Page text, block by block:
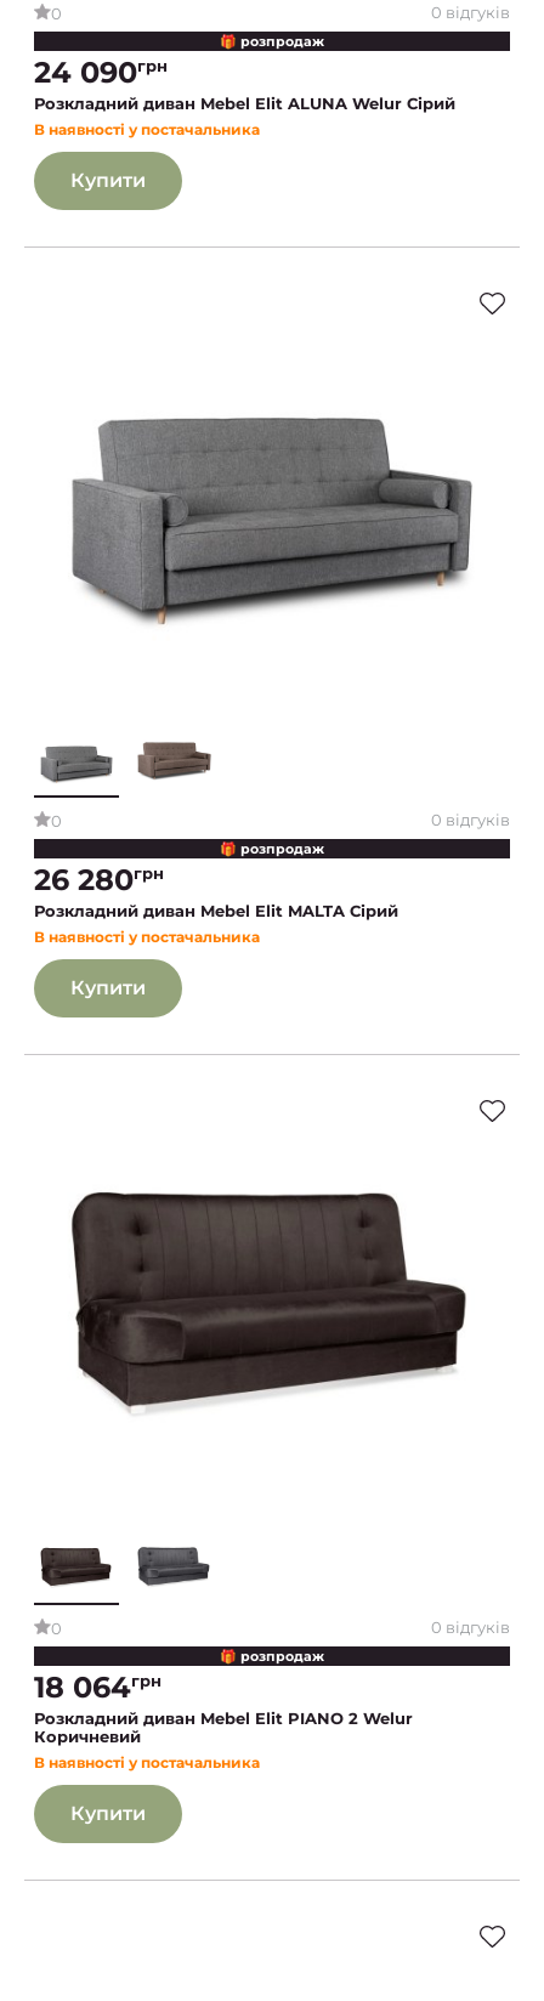
0 0 відгуків
🎁 розпродаж
24 090грн
Розкладний диван Mebel Elit ALUNA Welur Сірий
В наявності у постачальника
Купити
0 0 відгуків
🎁 розпродаж
26 280грн
Розкладний диван Mebel Elit MALTA Сірий
В наявності у постачальника
Купити
0 0 відгуків
🎁 розпродаж
18 064грн
Розкладний диван Mebel Elit PIANO 2 Welur
Коричневий
В наявності у постачальника
Купити